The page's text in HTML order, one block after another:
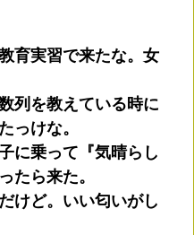
育実習で来たな。女
列を教えている時に
っけな。
に乗って『気晴らし
たら来た。
けど。いい匂いがし